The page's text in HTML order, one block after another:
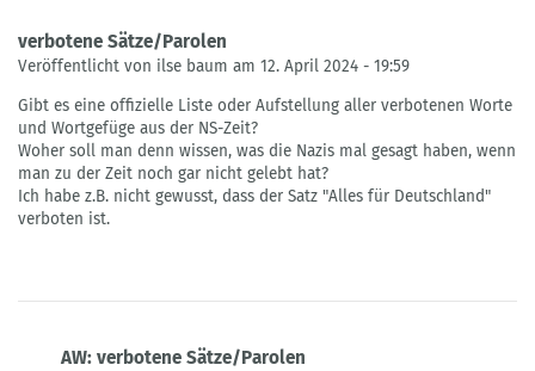
verbotene Sätze/Parolen
Veröffentlicht von ilse baum am 12. April 2024 - 19:59
Gibt es eine offizielle Liste oder Aufstellung aller verbotenen Worte
und Wortgefüge aus der NS-Zeit?
Woher soll man denn wissen, was die Nazis mal gesagt haben, wenn
man zu der Zeit noch gar nicht gelebt hat?
Ich habe z.B. nicht gewusst, dass der Satz "Alles für Deutschland"
verboten ist.
AW: verbotene Sätze/Parolen